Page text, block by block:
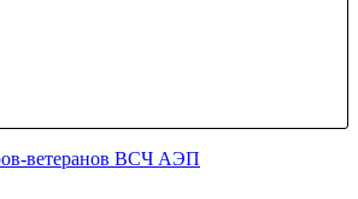
ветеранов ВСЧ АЭП